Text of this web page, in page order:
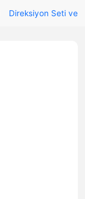
Direksiyon Seti ve